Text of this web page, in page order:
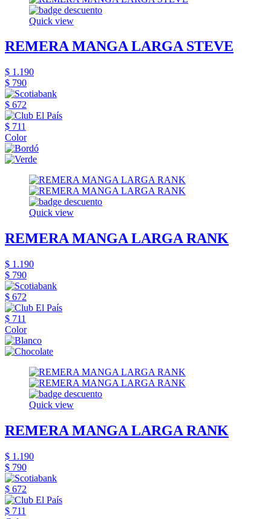
Quick view
REMERA MANGA LARGA STEVE
$ 1.190
$ 790
$ 672
$ 711
Color
Quick view
REMERA MANGA LARGA RANK
$ 1.190
$ 790
$ 672
$ 711
Color
Quick view
REMERA MANGA LARGA RANK
$ 1.190
$ 790
$ 672
$ 711